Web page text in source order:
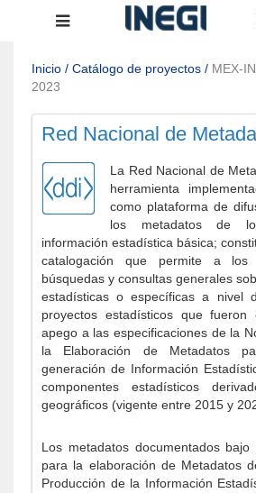
Menú
navegación
Inicio / Catálogo de proyectos / MEX-
2023
Red Nacional de
La Red Nacional de
herramienta
como plataforma de
los metadatos de
información estadística básica;
catalogación que permite a los
búsquedas y consultas generales
estadísticas o específicas a nivel
proyectos estadísticos que fueron
apego a las especificaciones de la
la Elaboración de Metadatos
generación de Información
componentes estadísticos
geográficos (vigente entre 2015 y
Los metadatos documentados
para la elaboración de Metadatos
Producción de la Información